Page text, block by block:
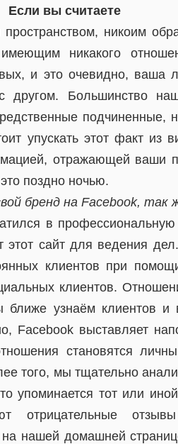
Если вы считаете
никоим
никакого
и это очевидно, ваша
другом. Большинство
подчиненные,
упускать этот факт из
отражающей ваши
поздно ночью.
бренд на Facebook, так
в
этот сайт для ведения
клиентов при
клиентов.
узнаём клиентов и
Facebook выставляет
становятся
того, мы тщательно
упоминается тот или
отрицательные
нашей домашней